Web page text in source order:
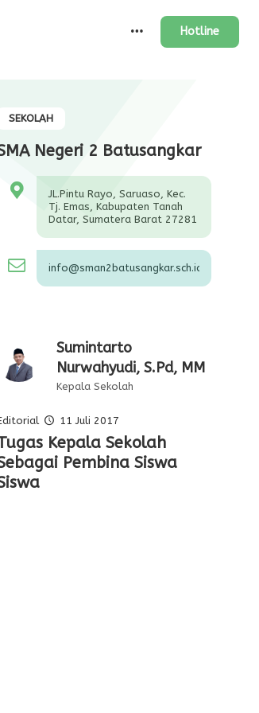
Hotline
SEKOLAH
Negeri 2 Batusangkar
JL.Pintu Rayo, Saruaso, Kec.
Tj. Emas, Kabupaten Tanah
Datar, Sumatera Barat 27281
info@sman2batusangkar.sch.id
Sumintarto
Nurwahyudi, S.Pd, MM
Kepala Sekolah
Serta
Dari Para
11 Juli 2017
Kepala Sekolah
Pembina Siswa
Oleh Kepala
Karakter Siswa
Sekolah